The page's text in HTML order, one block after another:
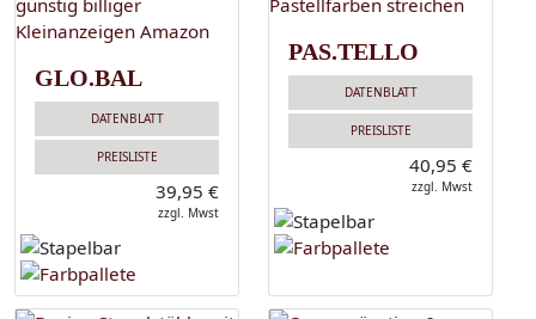
GLO.BAL
DATENBLATT
PREISLISTE
39,95 €
zzgl. Mwst
PAS.TELLO
DATENBLATT
PREISLISTE
40,95 €
zzgl. Mwst